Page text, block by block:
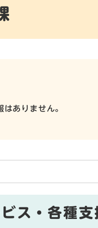
ありません。
ス・各種支